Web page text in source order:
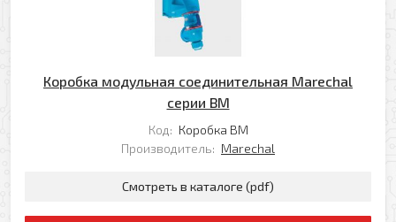
Коробка модульная соединительная Marechal
серии BM
Код: Коробка BM
Производитель: Marechal
Смотреть в каталоге (pdf)